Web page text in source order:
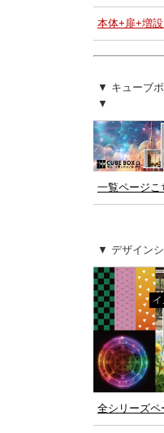
本体+扉+増
▼ キューブ
▼
一覧ページこ
▼ デザイン
全シリーズ